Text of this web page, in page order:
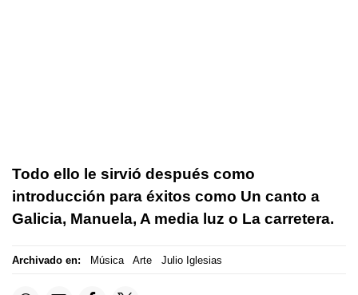
Todo ello le sirvió después como
introducción para éxitos como Un canto a
Galicia, Manuela, A media luz o La carretera.
Archivado en: Música Arte Julio Iglesias